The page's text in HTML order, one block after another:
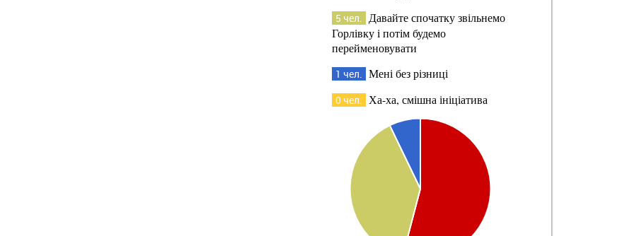
5 чел. Давайте спочатку звільнемо
Горлівку і потім будемо
перейменовувати
1 чел. Мені без різниці
0 чел. Ха-ха, смішна ініціатива